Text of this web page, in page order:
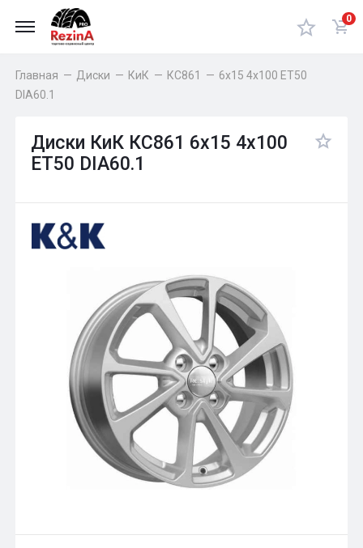
0
Главная — Диски — КиК — КС861 — 6x15 4x100 ET50
DIA60.1
Диски КиК КС861 6x15 4x100
ET50 DIA60.1